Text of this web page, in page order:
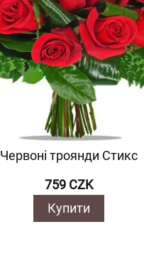
Червоні троянди Стикс
759 CZK
Купити